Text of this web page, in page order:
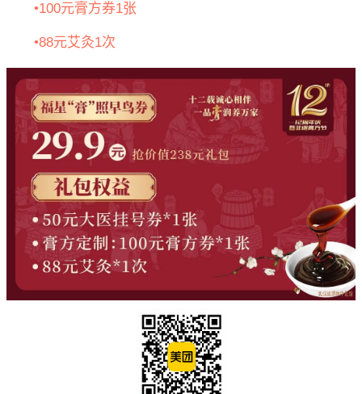
•100元膏方券1张
•88元艾灸1次